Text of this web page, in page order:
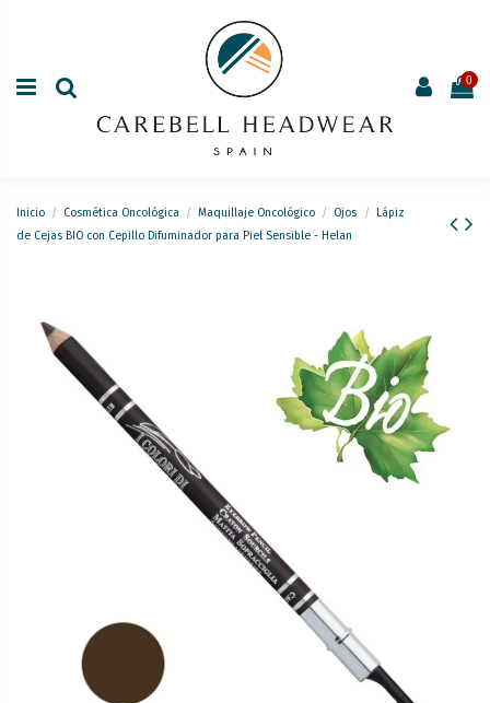
0
Inicio Cosmética Oncológica Maquillaje Oncológico Ojos
Lápiz
de Cejas BIO con Cepillo Difuminador para Piel Sensible - Helan